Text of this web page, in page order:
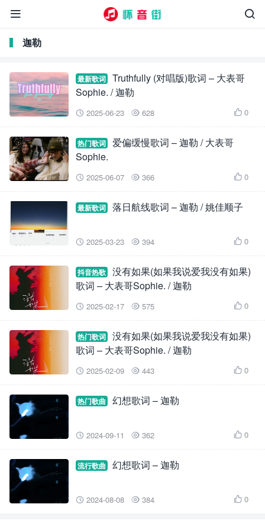


迦勒
最新歌词
Truthfully (对唱版)歌词 – 大表哥
Sophie. / 迦勒
 2025-06-23  628  0
热门歌词
爱偏缓慢歌词 – 迦勒 / 大表哥
Sophie.
 2025-06-07  366  0
最新歌词 落日航线歌词 – 迦勒 / 姚佳顺子
 2025-03-23  394  0
抖音热歌
没有如果(如果我说爱我没有如果)
歌词 – 大表哥Sophie. / 迦勒
 2025-02-17  575  0
热门歌词
没有如果(如果我说爱我没有如果)
歌词 – 大表哥Sophie. / 迦勒
 2025-02-09  443  0
热门歌曲 幻想歌词 – 迦勒
 2024-09-11  362  0
流行歌曲 幻想歌词 – 迦勒
 2024-08-08  384  0